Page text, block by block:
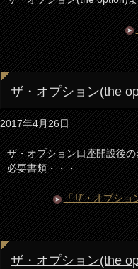
ザ・オプション(the
2017年4月26日
ザ・オプション口座開設後
必要書類・・・
「ザ・オプショ
ザ・オプション(the